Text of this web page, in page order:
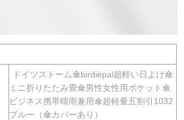
ドイツストーム傘birdiepal超軽い日よけ傘
ミニ折りたたみ畳傘男性女性用ポケット傘
ビジネス携帯晴雨兼用傘超軽量五割引1032
ブルー（傘カバーあり）